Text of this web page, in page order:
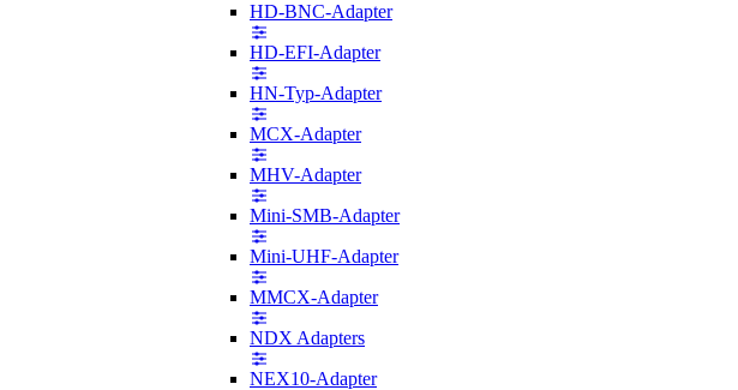
HD-BNC-Adapter
HD-EFI-Adapter
HN-Typ-Adapter
MCX-Adapter
MHV-Adapter
Mini-SMB-Adapter
Mini-UHF-Adapter
MMCX-Adapter
NDX Adapters
NEX10-Adapter